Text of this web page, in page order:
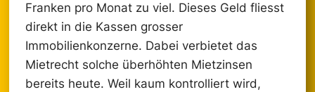
Franken pro Monat zu viel. Dieses Geld fliesst
direkt in die Kassen grosser
Immobilienkonzerne. Dabei verbietet das
Mietrecht solche überhöhten Mietzinsen
bereits heute. Weil kaum kontrolliert wird,